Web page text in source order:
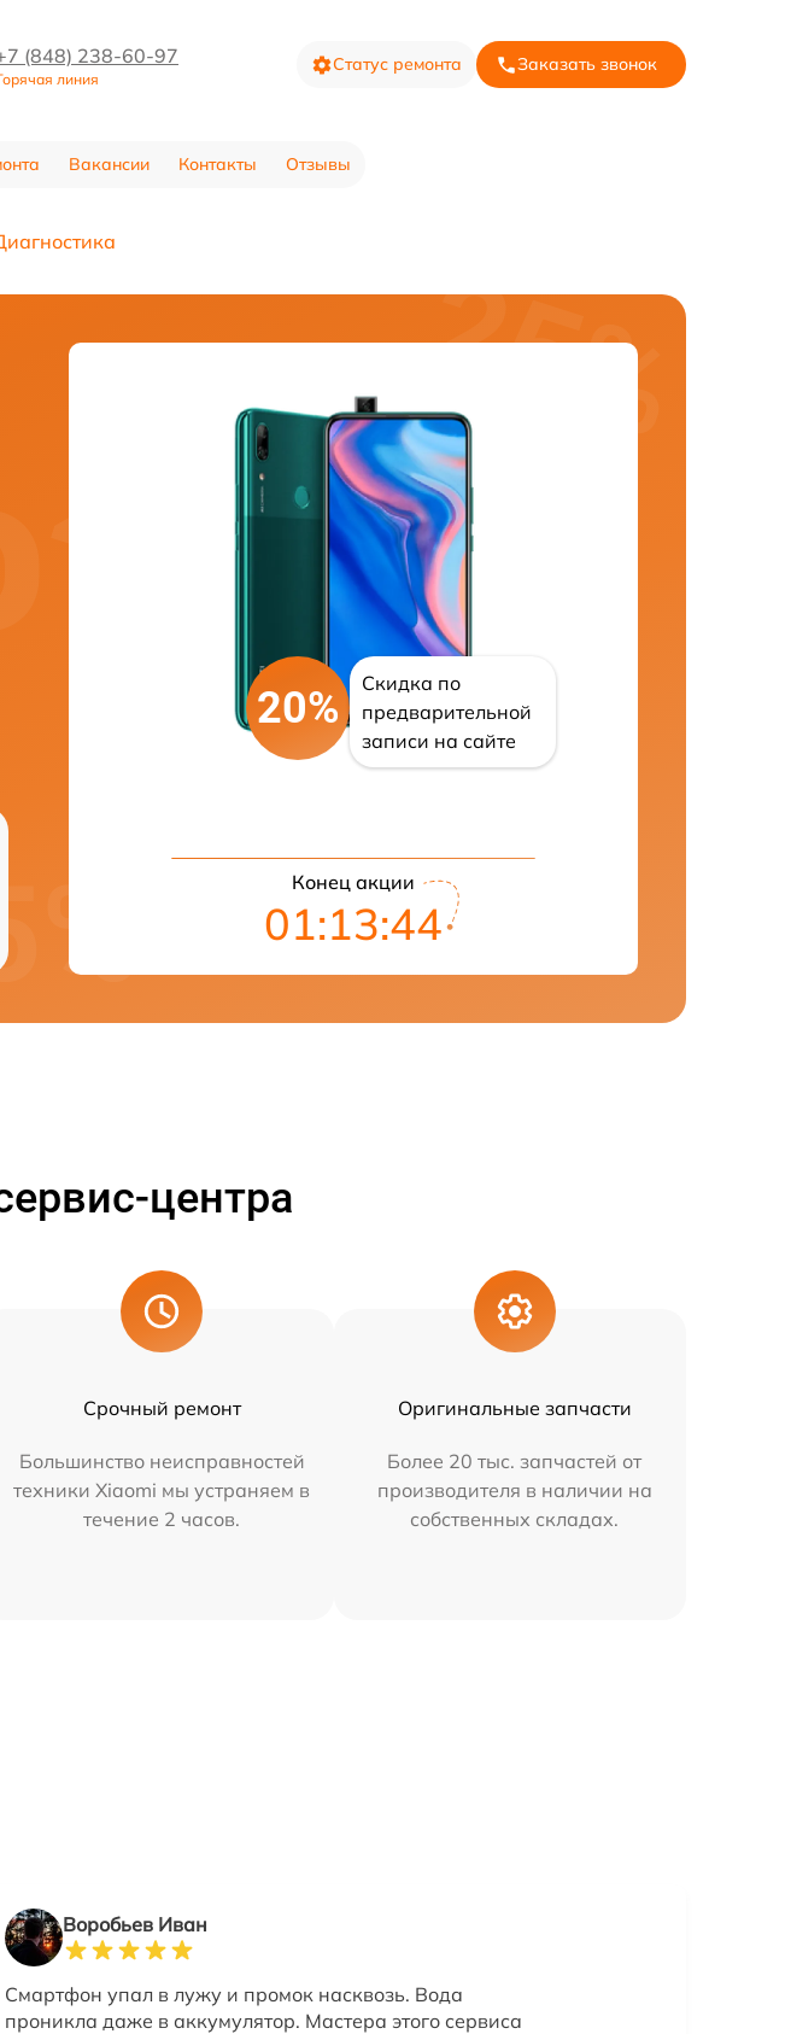
(848) 238-60-97
линия
Статус ремонта Заказать звонок
Вакансии Контакты Отзывы
20%
Скидка по
предварительной
записи на сайте
Конец акции
01:13:43
центра
Срочный ремонт
Большинство неисправностей
техники Xiaomi мы устраняем в
течение 2 часов.
Оригинальные запчасти
Более 20 тыс. запчастей от
производителя в наличии на
собственных складах.
Воробьев Иван
Смартфон упал в лужу и промок насквозь. Вода
проникла даже в аккумулятор. Мастера этого сервиса